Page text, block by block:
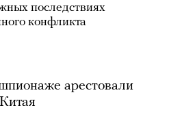
последствиях
конфликта
арестовали